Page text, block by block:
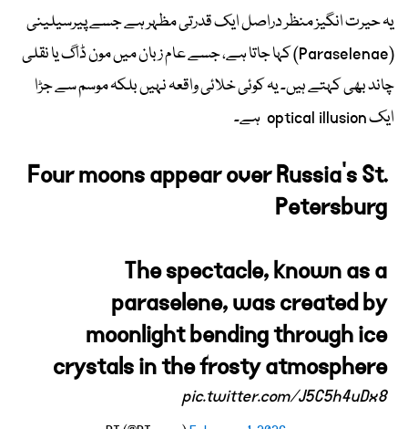
یہ حیرت انگیز منظر دراصل ایک قدرتی مظہر ہے جسے پیرسیلینی
(Paraselenae) کہا جاتا ہے، جسے عام زبان میں مون ڈاگ یا نقلی
چاند بھی کہتے ہیں۔ یہ کوئی خلائی واقعہ نہیں بلکہ موسم سے جڑا
ایک optical illusion ہے۔
Four moons appear over Russia’s St.
Petersburg
The spectacle, known as a
paraselene, was created by
moonlight bending through ice
crystals in the frosty atmosphere
pic.twitter.com/J5C5h4uDx8